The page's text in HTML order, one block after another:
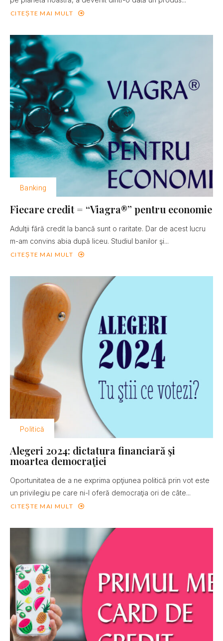
CITEȘTE MAI MULT
Banking
Fiecare credit = “Viagra®” pentru economie
Adulţii fără credit la bancă sunt o raritate. Dar de acest lucru
m-am convins abia după liceu. Studiul banilor şi...
CITEȘTE MAI MULT
Politică
Alegeri 2024: dictatura financiară şi
moartea democraţiei
Oportunitatea de a ne exprima opţiunea politică prin vot este
un privilegiu pe care ni-l oferă democraţia ori de câte...
CITEȘTE MAI MULT